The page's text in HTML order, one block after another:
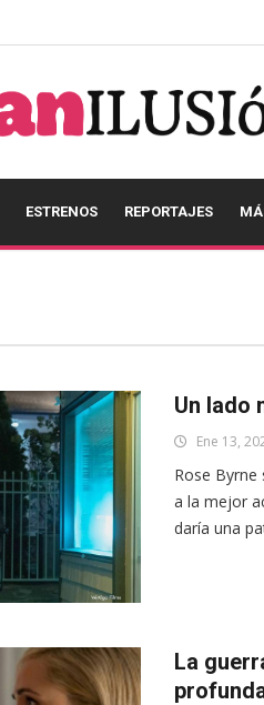
ESTRENOS REPORTAJES
Un lado
Ene 13,
Rose
a la mejor
daría una
La